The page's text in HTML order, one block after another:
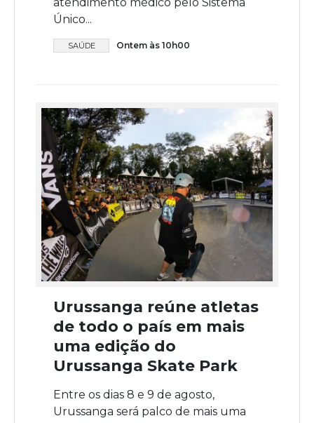
Único...
SAÚDE Ontem às 10h00
Urussanga reúne atletas
de todo o país em mais
uma edição do
Urussanga Skate Park
Entre os dias 8 e 9 de agosto,
Urussanga será palco de mais uma